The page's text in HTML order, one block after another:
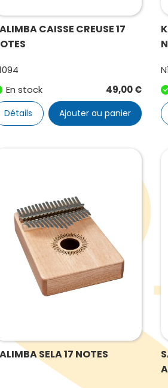
CAISSE CREUSE 17
En stock
49,00€
Détails Ajouter au panier
SELA 17 NOTES